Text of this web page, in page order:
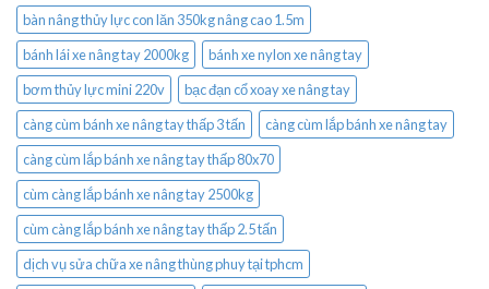
bàn nâng thủy lực con lăn 350kg nâng cao 1.5m
bánh lái xe nâng tay 2000kg
bánh xe nylon xe nâng tay
bơm thủy lực mini 220v
bạc đạn cổ xoay xe nâng tay
càng cùm bánh xe nâng tay thấp 3 tấn
càng cùm lắp bánh xe nâng tay
càng cùm lắp bánh xe nâng tay thấp 80x70
cùm càng lắp bánh xe nâng tay 2500kg
cùm càng lắp bánh xe nâng tay thấp 2.5 tấn
dịch vụ sửa chữa xe nâng thùng phuy tại tphcm